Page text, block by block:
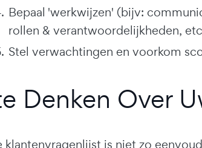
Bepaal 'werkwijzen' (bijv:
rollen & verantwoordelijkheden,
Stel verwachtingen en voorkom
Denken Over
klantenvragenlijst is niet zo